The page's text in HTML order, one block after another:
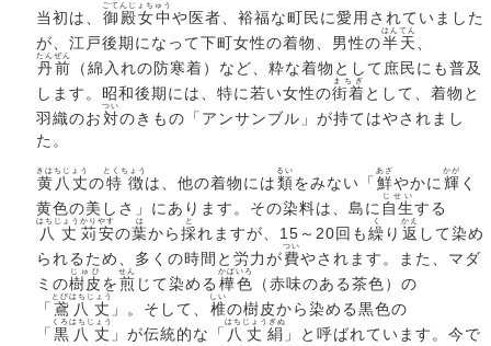
当初は、 御殿女中
ごてんじょちゅう
や医者、裕福な町民に愛用されていました
が、江戸後期になって下町女性の着物、男性の半天
はんてん
、
丹前
たんぜん
（綿入れの防寒着）など、粋な着物として庶民にも普及
します。昭和後期には、特に若い女性の街着
まちぎ
として、着物と
羽織のお対
つい
のきもの「アンサンブル」が持てはやされまし
た。
黄八丈
きはちじょう
の特徴
とくちょう
は、他の着物には類
るい
をみない「 鮮
あざ
やかに輝
かが
く
黄色の美しさ」にあります。その染料は、島に 自生
じせい
する
八丈
はちじょう
苅安
かりやす
の葉
は
から採
と
れますが、15～20回も繰
く
り 返
かえ
して染め
られるため、多くの時間と労力が費
つい
やされます。また、マダ
ミの樹皮
じゅひ
を煎
せん
じて染める 樺色
かばいろ
（赤味のある茶色）の
「 鳶八丈
とびはちじょう
」。そして、 椎
しい
の樹皮から染める黒色の
「 黒八丈
くろはちじょう
」が伝統的な「 八丈絹
はちじょうぎぬ
」と呼ばれています。今で